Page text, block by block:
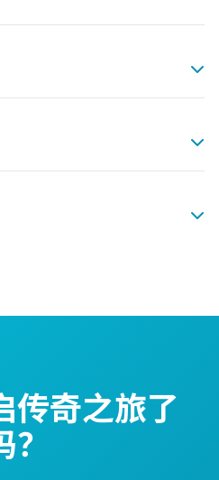
。
传奇之旅了
？